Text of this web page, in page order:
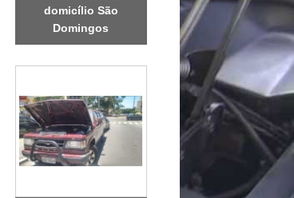
domicílio São
Domingos